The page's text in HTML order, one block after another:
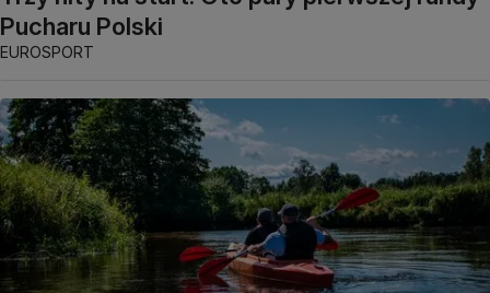
Pucharu Polski
EUROSPORT